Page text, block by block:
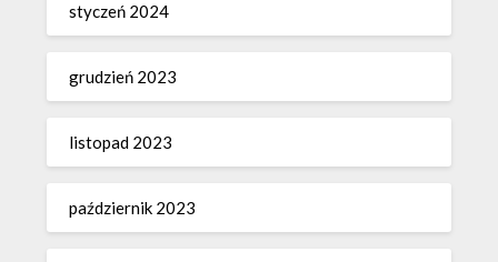
styczeń 2024
grudzień 2023
listopad 2023
październik 2023